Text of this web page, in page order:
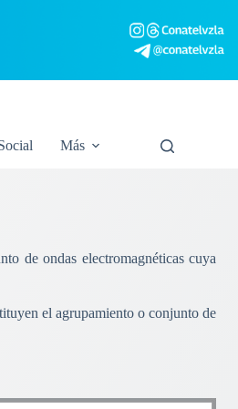
Más
de ondas electromagnéticas cuya
el agrupamiento o conjunto de